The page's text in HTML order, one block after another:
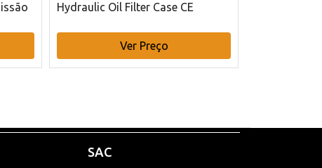
Hydraulic Oil Filter Case CE
Ver Preço
SAC